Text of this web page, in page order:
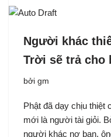
Người khác
Trời sẽ trả cho
bởi gm
Phật đã dạy chịu thiệt
mới là người tài giỏi.
người khác nợ bạn,